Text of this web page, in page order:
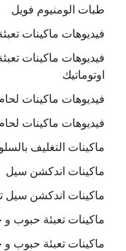
طبات الومنيوم فويل
فيديوهات ماكينات
فيديوهات ماكينات
اوتوماتيك
فيديوهات ماكينات
فيديوهات ماكينات
ماكينات التغليف
ماكينات اندكشن سيل
ماكينات اندكشن سيل
ماكينات تعبئة حبوب و
ماكينات تعبئة حبوب و